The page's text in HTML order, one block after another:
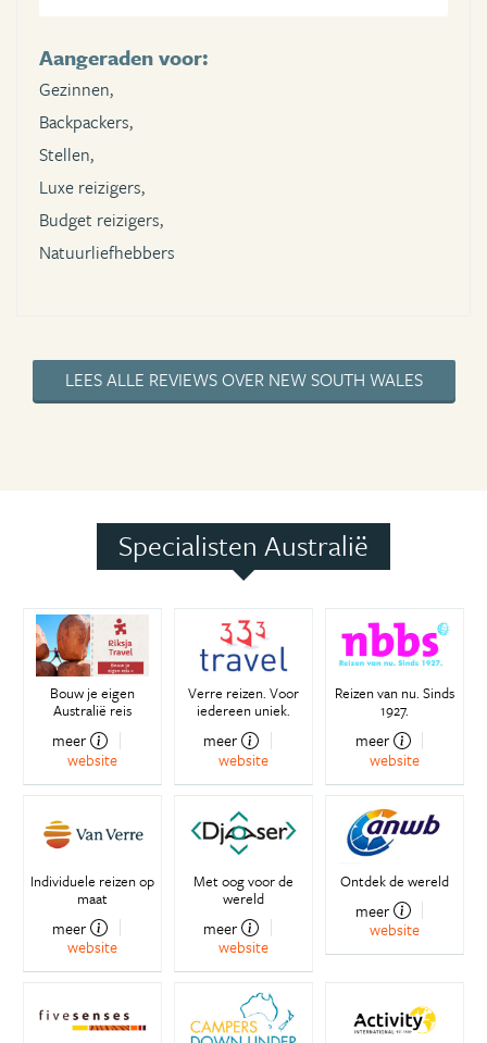
Aangeraden voor:
Gezinnen,
Backpackers,
Stellen,
Luxe reizigers,
Budget reizigers,
Natuurliefhebbers
LEES ALLE REVIEWS OVER NEW SOUTH WALES
Specialisten Australië
Bouw je eigen
Australië reis
meer
website
Verre reizen. Voor
iedereen uniek.
meer
website
Reizen van nu. Sinds
1927.
meer
website
Individuele reizen op
maat
meer
website
Met oog voor de
wereld
meer
website
Ontdek de wereld
meer
website